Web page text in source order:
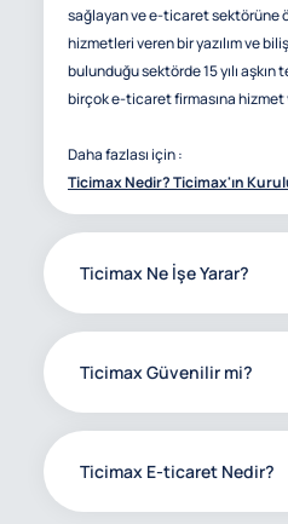
sağlayan ve e-ticaret sektörüne
hizmetleri veren bir yazılım ve
bulunduğu sektörde 15 yılı
birçok e-ticaret firmasına
Daha fazlası için :
Ticimax Nedir? Ticimax'ın
Ticimax Ne İşe Yarar?
Ticimax Güvenilir mi?
Ticimax E-ticaret Nedir?